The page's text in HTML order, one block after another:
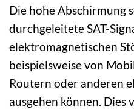
Die hohe Abschirmung
durchgeleitete SAT-
elektromagnetischen
beispielsweise von
Routern oder anderen
ausgehen können. Dies